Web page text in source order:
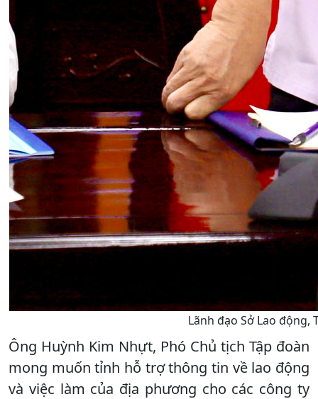
Lãnh đạo Sở Lao
Ông Huỳnh Kim Nhựt, Phó Chủ tịch Tập đoàn
mong muốn tỉnh hỗ trợ thông tin về lao động
và việc làm của địa phương cho các công ty